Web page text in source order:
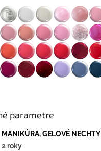
parametre
MANIKÚRA, GELOVÉ NECHTY
2 roky